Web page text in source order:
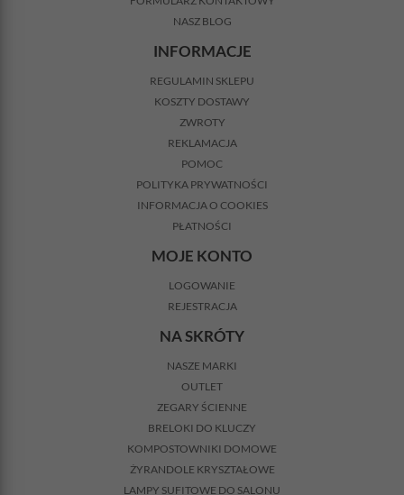
NASZ BLOG
INFORMACJE
REGULAMIN SKLEPU
KOSZTY DOSTAWY
ZWROTY
REKLAMACJA
POMOC
POLITYKA PRYWATNOŚCI
INFORMACJA O COOKIES
PŁATNOŚCI
MOJE KONTO
LOGOWANIE
REJESTRACJA
NA SKRÓTY
NASZE MARKI
OUTLET
ZEGARY ŚCIENNE
BRELOKI DO KLUCZY
KOMPOSTOWNIKI DOMOWE
ŻYRANDOLE KRYSZTAŁOWE
LAMPY SUFITOWE DO SALONU